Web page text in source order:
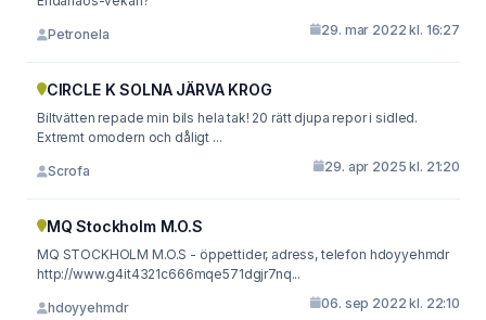
Petronela 29. mar 2022 kl. 16:27
CIRCLE K SOLNA JÄRVA KROG
Biltvätten repade min bils hela tak! 20 rätt djupa repor i sidled.
Extremt omodern och dåligt ...
Scrofa 29. apr 2025 kl. 21:20
MQ Stockholm M.O.S
MQ STOCKHOLM M.O.S - öppettider, adress, telefon hdoyyehmdr
http://www.g4it4321c666mqe571dgjr7nq...
hdoyyehmdr 06. sep 2022 kl. 22:10